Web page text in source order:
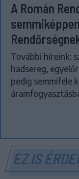
A Román
További híreink:
hadsereg,
pedig semmiféle
EZ IS